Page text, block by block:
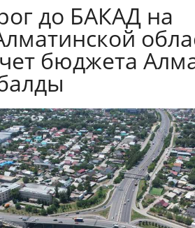
до БАКАД на
бюджета